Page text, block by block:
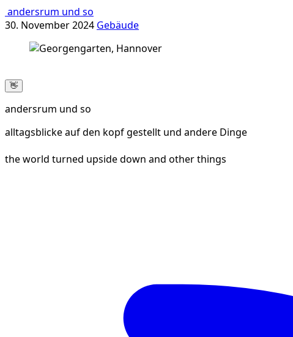
andersrum und so
30. November 2024 Gebäude
👋
andersrum und so
alltagsblicke auf den kopf gestellt und andere Dinge
the world turned upside down and other things